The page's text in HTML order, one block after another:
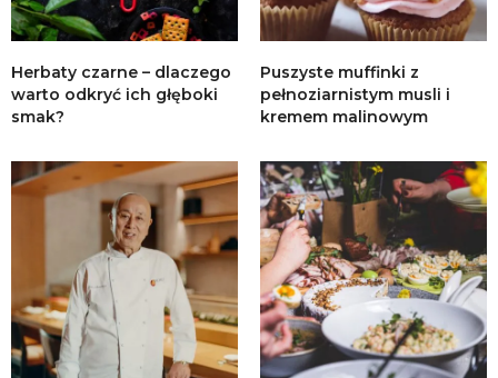
Herbaty czarne – dlaczego
warto odkryć ich głęboki
smak?
Puszyste muffinki z
pełnoziarnistym musli i
kremem malinowym